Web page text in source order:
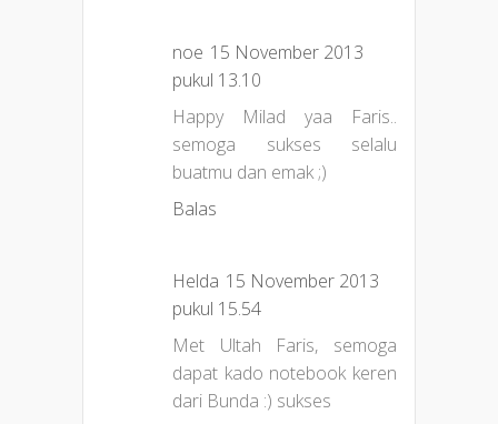
noe 15 November 2013
pukul 13.10
Happy Milad yaa Faris..
semoga sukses selalu
buatmu dan emak ;)
Balas
Helda 15 November 2013
pukul 15.54
Met Ultah Faris, semoga
dapat kado notebook keren
dari Bunda :) sukses